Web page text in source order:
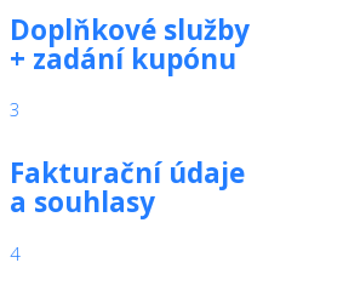
Doplňkové služby
+ zadání kupónu
3
Fakturační údaje
a souhlasy
4